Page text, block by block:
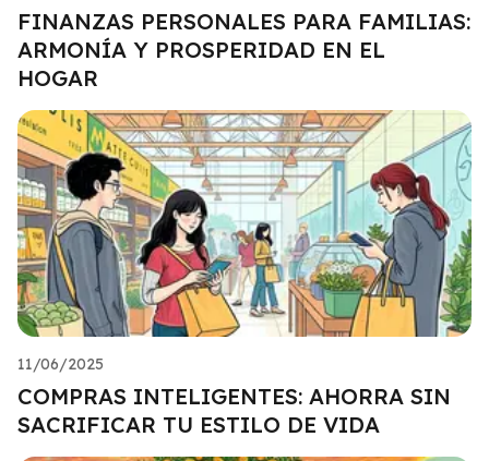
FINANZAS PERSONALES PARA FAMILIAS:
ARMONÍA Y PROSPERIDAD EN EL
HOGAR
11/06/2025
COMPRAS INTELIGENTES: AHORRA SIN
SACRIFICAR TU ESTILO DE VIDA